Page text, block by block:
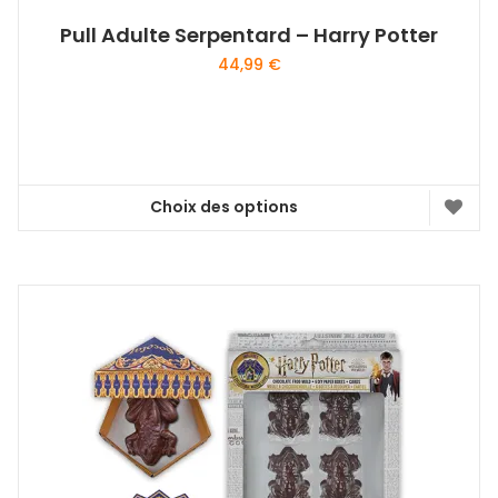
Pull Adulte Serpentard – Harry Potter
44,99 €
Choix des options
Ce
variations.
Les
options
peuvent
être
choisies
sur